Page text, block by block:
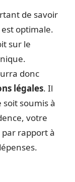
de savoir
optimale.
sur le
donc
légales. Il
soit soumis à
votre
rapport à